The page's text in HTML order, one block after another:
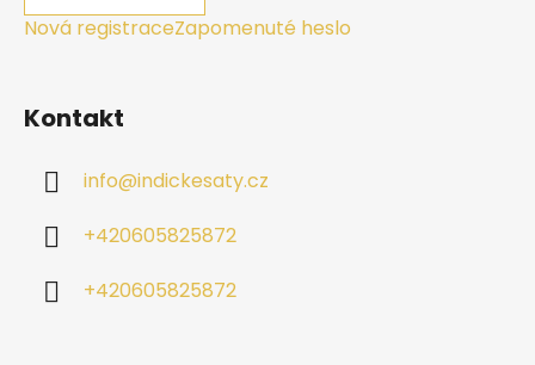
Nová registraceZapomenuté heslo
Kontakt
info@indickesaty.cz
+420605825872
+420605825872